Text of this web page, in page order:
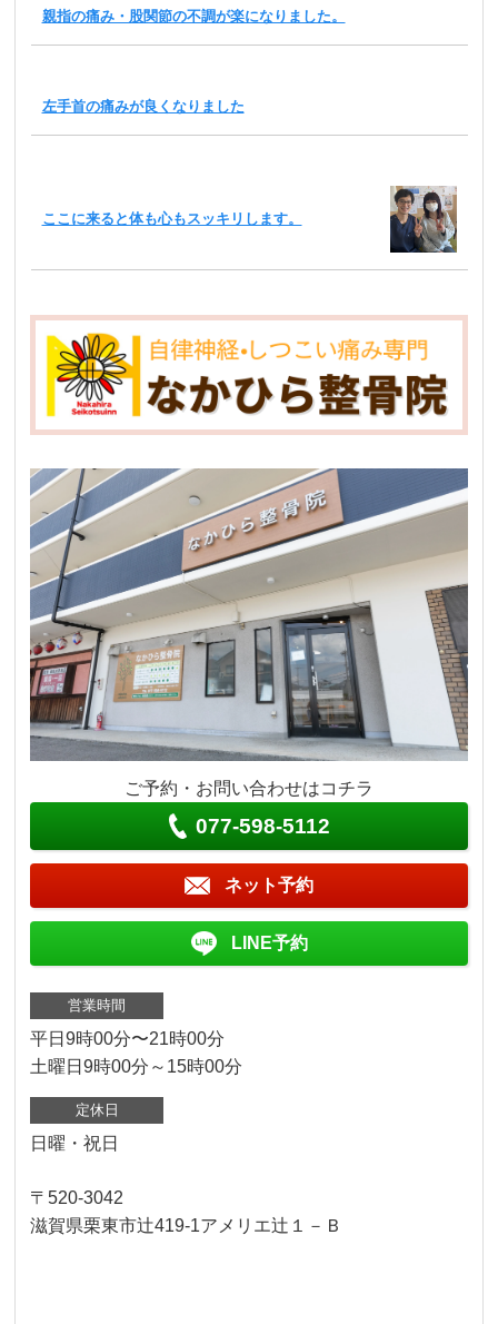
親指の痛み・股関節の不調が楽になりました。
左手首の痛みが良くなりました
ここに来ると体も心もスッキリします。
ご予約・お問い合わせはコチラ
077-598-5112
ネット予約
LINE予約
営業時間
平日9時00分〜21時00分
土曜日9時00分～15時00分
定休日
日曜・祝日
〒520-3042
滋賀県栗東市辻419-1アメリエ辻１－Ｂ